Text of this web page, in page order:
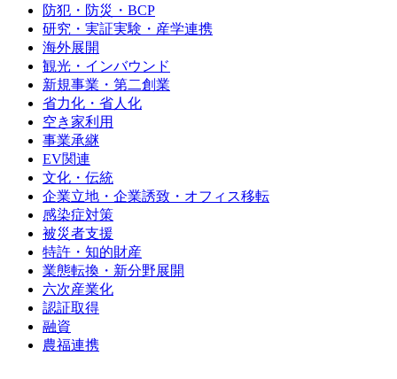
防犯・防災・BCP
研究・実証実験・産学連携
海外展開
観光・インバウンド
新規事業・第二創業
省力化・省人化
空き家利用
事業承継
EV関連
文化・伝統
企業立地・企業誘致・オフィス移転
感染症対策
被災者支援
特許・知的財産
業態転換・新分野展開
六次産業化
認証取得
融資
農福連携